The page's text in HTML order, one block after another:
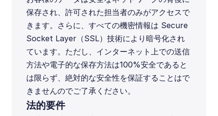
保存され、許可された担当者のみがアクセスで
きます。さらに、すべての機密情報は Secure
Socket Layer（SSL）技術により暗号化され
ています。ただし、インターネット上での送信
方法や電子的な保存方法は100%安全であると
は限らず、絶対的な安全性を保証することはで
きませんのでご了承ください。
法的要件